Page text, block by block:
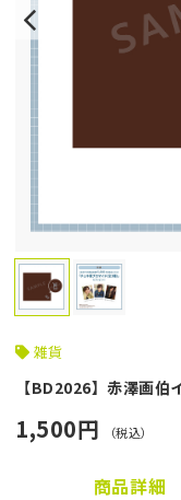
雑貨
【BD2026】赤澤画伯
1,500円 （税込）
商品詳細